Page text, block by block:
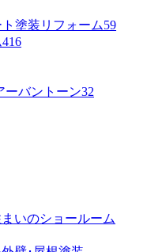
塗装リフォーム59
416
ーバントーン32